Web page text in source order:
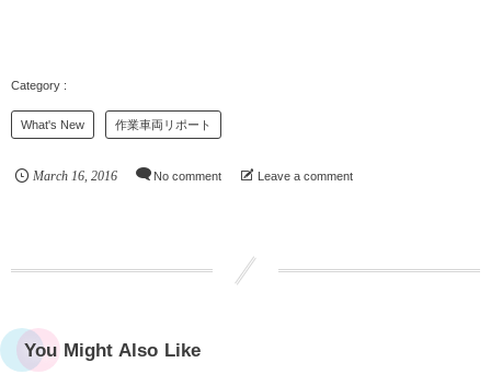
What's New 作業車両リポート
March 16, 2016 No comment Leave a comment
You Might Also Like